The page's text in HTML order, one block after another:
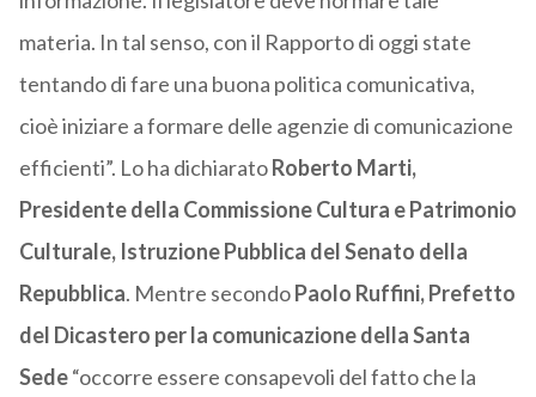
materia. In tal senso, con il Rapporto di oggi state
tentando di fare una buona politica comunicativa,
cioè iniziare a formare delle agenzie di comunicazione
efficienti”. Lo ha dichiaratoRoberto Marti,
Presidente della Commissione Cultura e Patrimonio
Culturale, Istruzione Pubblica del Senato della
Repubblica. Mentre secondoPaolo Ruffini, Prefetto
del Dicastero per la comunicazione della Santa
Sede“occorre essere consapevoli del fatto che la